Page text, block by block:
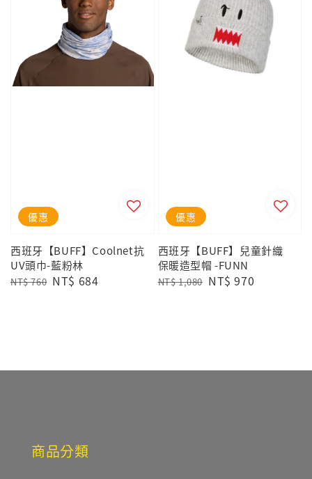
優惠
西班牙【BUFF】Coolnet抗
UV頭巾-藍粉林
Regular
NT$ 760 Sale
NT$ 684
優惠
西班牙【BUFF】兒童針織
保暖造型帽 -FUNN
Regular
NT$ 1,080 Sale
NT$ 970
商品分類